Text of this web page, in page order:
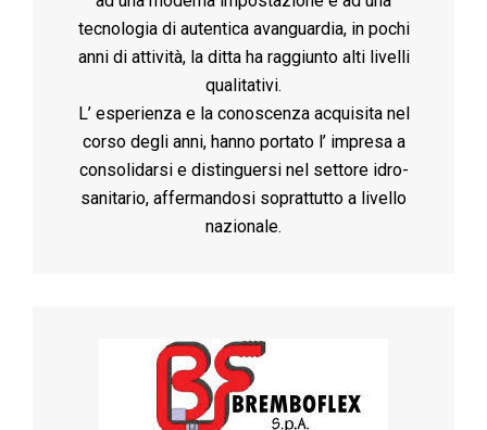
tecnologia di autentica avanguardia, in pochi
anni di attività, la ditta ha raggiunto alti livelli
qualitativi.
L’ esperienza e la conoscenza acquisita nel
corso degli anni, hanno portato l’ impresa a
consolidarsi e distinguersi nel settore idro-
sanitario, affermandosi soprattutto a livello
nazionale.